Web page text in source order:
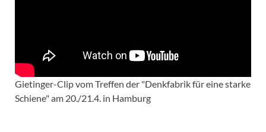
Gietinger-Clip vom Treffen der "Denkfabrik für eine starke
Schiene" am 20./21.4. in Hamburg